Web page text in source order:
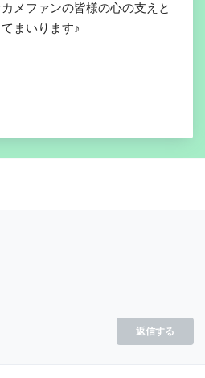
メファンの皆様の心の支えと
まいります♪
返信する